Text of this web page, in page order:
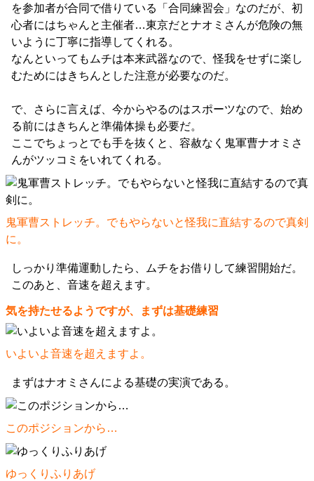
を参加者が合同で借りている「合同練習会」なのだが、初
心者にはちゃんと主催者…東京だとナオミさんが危険の無
いように丁寧に指導してくれる。
なんといってもムチは本来武器なので、怪我をせずに楽し
むためにはきちんとした注意が必要なのだ。
で、さらに言えば、今からやるのはスポーツなので、始め
る前にはきちんと準備体操も必要だ。
ここでちょっとでも手を抜くと、容赦なく鬼軍曹ナオミさ
んがツッコミをいれてくれる。
鬼軍曹ストレッチ。でもやらないと怪我に直結するので真剣
に。
しっかり準備運動したら、ムチをお借りして練習開始だ。
このあと、音速を超えます。
気を持たせるようですが、まずは基礎練習
いよいよ音速を超えますよ。
まずはナオミさんによる基礎の実演である。
このポジションから…
ゆっくりふりあげ